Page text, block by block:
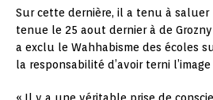
Sur cette dernière, il a tenu à saluer
tenue le 25 aout dernier à de
a exclu le Wahhabisme des écoles
la responsabilité d’avoir terni l’image
« Il y a une véritable prise de